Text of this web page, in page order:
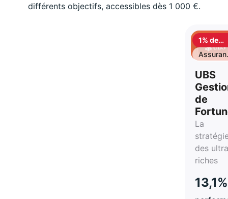
différents objectifs, accessibles dès 1 000 €.
1% de
UBS
de
La
des
riches
13,1%